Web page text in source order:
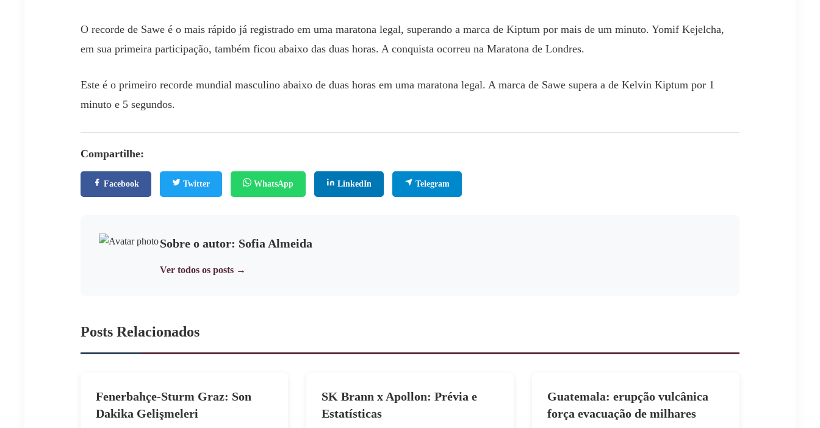
O recorde de Sawe é o mais rápido já registrado em uma maratona legal, superando a marca de Kiptum por mais de um minuto. Yomif Kejelcha,
em sua primeira participação, também ficou abaixo das duas horas. A conquista ocorreu na Maratona de Londres.
Este é o primeiro recorde mundial masculino abaixo de duas horas em uma maratona legal. A marca de Sawe supera a de Kelvin Kiptum por 1
minuto e 5 segundos.
Compartilhe:
Facebook Twitter WhatsApp LinkedIn Telegram
Sobre o autor: Sofia Almeida
Ver todos os posts →
Posts Relacionados
Fenerbahçe-Sturm Graz: Son
Dakika Gelişmeleri
SK Brann x Apollon: Prévia e
Estatísticas
Guatemala: erupção vulcânica
força evacuação de milhares